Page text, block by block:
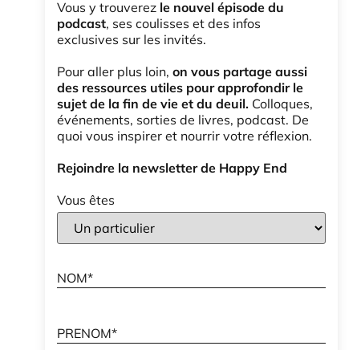
Vous y trouverez le nouvel épisode du
podcast, ses coulisses et des infos
exclusives sur les invités.
Pour aller plus loin, on vous partage aussi
des ressources utiles pour approfondir le
sujet de la fin de vie et du deuil. Colloques,
événements, sorties de livres, podcast. De
quoi vous inspirer et nourrir votre réflexion.
Rejoindre la newsletter de Happy End
Vous êtes